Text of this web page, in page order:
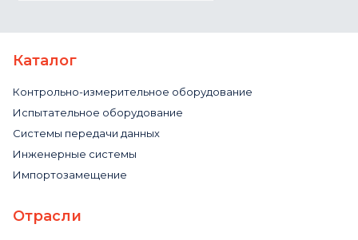
Каталог
Контрольно-измерительное оборудование
Испытательное оборудование
Системы передачи данных
Инженерные системы
Импортозамещение
Отрасли